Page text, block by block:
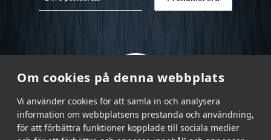
Om cookies på denna webbplats
Vi använder cookies för att samla in och analysera
information om webbplatsens prestanda och användning,
för att förbättra funktioner kopplade till sociala medier